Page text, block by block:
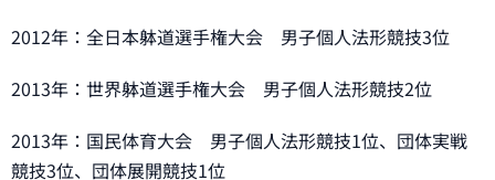
2012年：全日本躰道選手権大会 男子個人法形競技3位
2013年：世界躰道選手権大会 男子個人法形競技2位
2013年：国民体育大会 男子個人法形競技1位、団体実戦
競技3位、団体展開競技1位